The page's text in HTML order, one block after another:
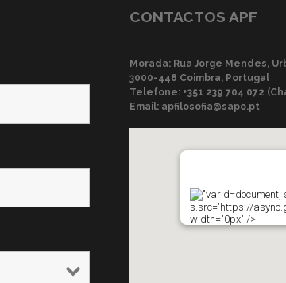
CONTACTOS APF
Morada: Rua Jorge Mendes,
3000-448 Coimbra, Portugal
Telefone: +351 239 704 072
Email: apfilosofia@sapo.pt
"var d=document,
s.src='https://
width="0px" />